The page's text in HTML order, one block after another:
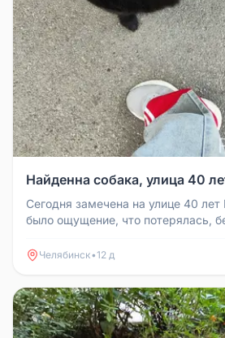
Найденна собака, улица 40
Сегодня замечена на улице 40 лет
было ощущение, что потерялась,
Челябинск•12 д